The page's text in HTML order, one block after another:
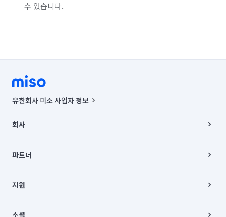
수 있습니다.
유한회사 미소 사업자 정보
00019 |
주소 | 본사: 서울특별시 종로구 율곡로 6(중학동, 트윈트리빌딩) B동 5층
컨택센터 : 서울특별시 종로구 수송동 율곡로 24, 7층, 8층 미소
상품, 상품정보, 거래에 관한 의무와 책임은 거래당사자에게 있습니다.
언론 보도 관련 문의:
© 유한회사 미소. Miso, Inc. All Rights Reserved.
회사
채용
파트너
이사
지원
이용약관
소셜